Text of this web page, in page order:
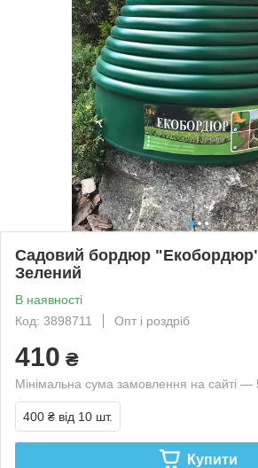
Садовий бордюр
Зелений
В наявності
Код: 3898711
Опт і роздріб
410 ₴
Мінімальна сума замовлення на сайті —
400 ₴ від 10 шт.
Купити